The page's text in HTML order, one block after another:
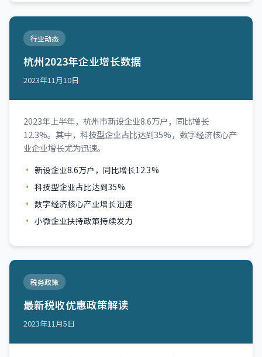
行业动态
杭州2023年企业增长数据
2023年11月10日
2023年上半年，杭州市新设企业8.6万户，同比增长
12.3%。其中，科技型企业占比达到35%，数字经济核心产
业企业增长尤为迅速。
新设企业8.6万户，同比增长12.3%
科技型企业占比达到35%
数字经济核心产业增长迅速
小微企业扶持政策持续发力
税务政策
最新税收优惠政策解读
2023年11月5日